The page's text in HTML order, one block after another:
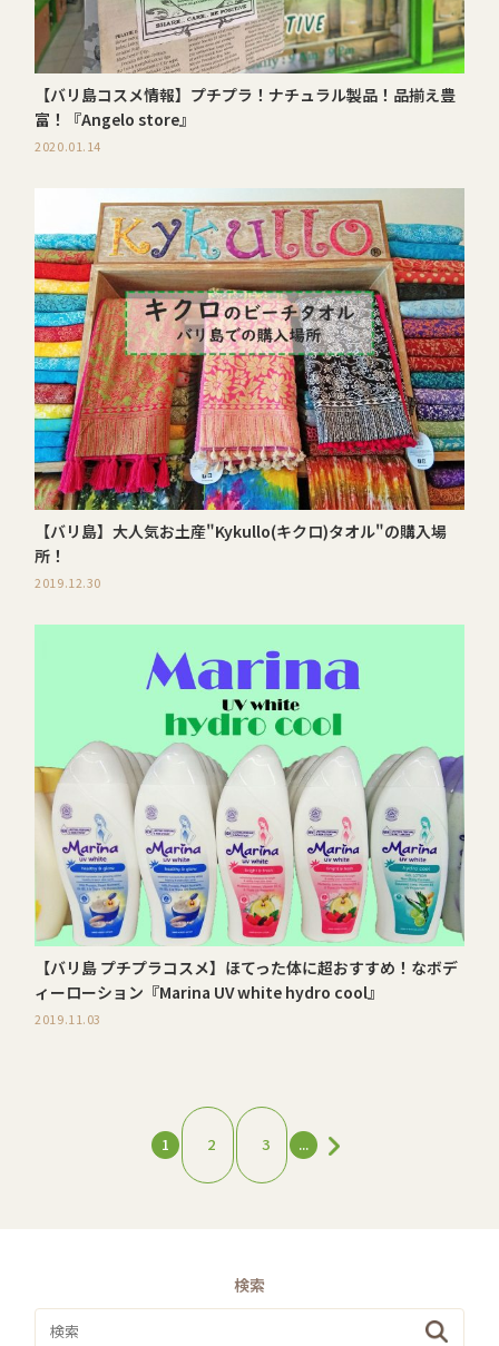
【バリ島コスメ情報】プチプラ！ナチュラル製品！品揃え豊
富！『Angelo store』
2020.01.14
【バリ島】大人気お土産"Kykullo(キクロ)タオル"の購入場
所！
2019.12.30
【バリ島 プチプラコスメ】ほてった体に超おすすめ！なボデ
ィーローション『Marina UV white hydro cool』
2019.11.03
1 2 3 ...
検索